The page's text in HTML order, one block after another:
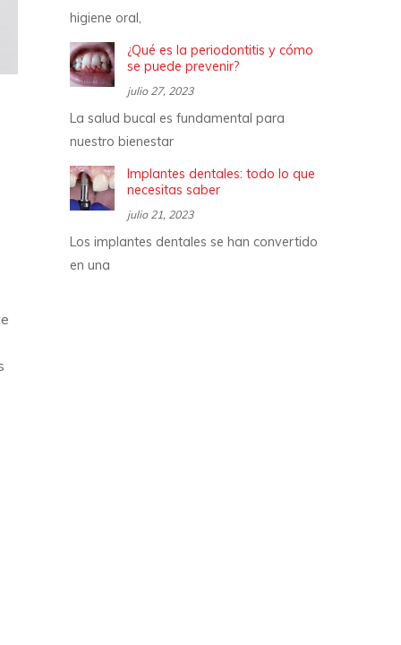
higiene oral,
¿Qué es la periodontitis y cómo
se puede prevenir?
julio 27, 2023
La salud bucal es fundamental para
nuestro bienestar
Implantes dentales: todo lo que
necesitas saber
julio 21, 2023
Los implantes dentales se han convertido
en una